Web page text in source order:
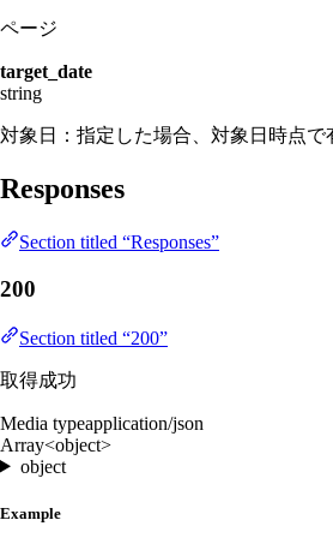
ページ
target_date
string
対象日：指定した場合、対象日時点
Responses
Section titled “Responses”
200
Section titled “200”
取得成功
Media typeapplication/json
Array<object>
object
Example